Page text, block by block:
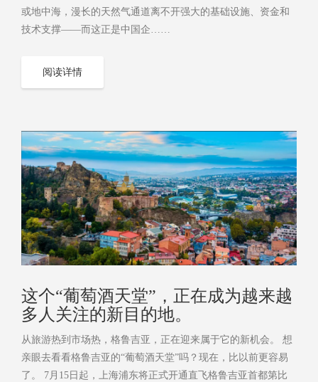
或地中海，漫长的天然气通道离不开强大的基础设施、资金和
技术支撑——而这正是中国企……
阅读详情
这个“葡萄酒天堂”，正在成为越来越
多人关注的新目的地。
从旅游热到市场热，格鲁吉亚，正在迎来属于它的新机会。 想
亲眼去看看格鲁吉亚的“葡萄酒天堂”吗？现在，比以前更容易
了。 7月15日起，上海浦东将正式开通直飞格鲁吉亚首都第比